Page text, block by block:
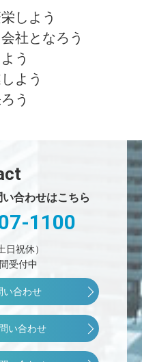
しよう
社となろう
う
よう
う
合わせはこちら
1100
祝休）
受付中
い合わせ
い合わせ